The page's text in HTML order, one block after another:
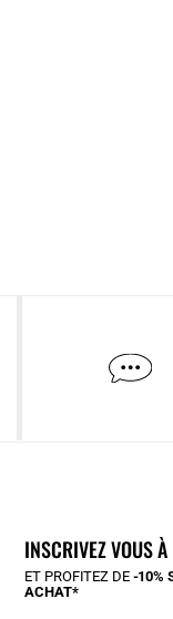
INSCRIVEZ VOUS
ET PROFITEZ DE -10%
ACHAT*